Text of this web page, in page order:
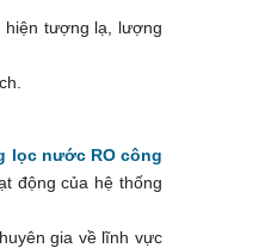
hiện tượng lạ, lượng
lọc nước RO công
động của hệ thống
gia về lĩnh vực